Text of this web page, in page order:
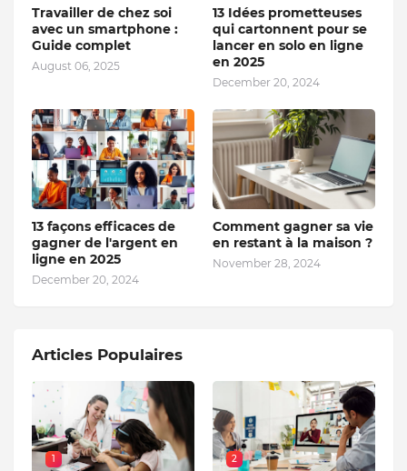
Travailler de chez soi
avec un smartphone :
Guide complet
August 06, 2025
13 Idées prometteuses
qui cartonnent pour se
lancer en solo en ligne
en 2025
December 20, 2024
13 façons efficaces de
gagner de l'argent en
ligne en 2025
December 20, 2024
Comment gagner sa vie
en restant à la maison ?
November 28, 2024
Articles Populaires
1 2